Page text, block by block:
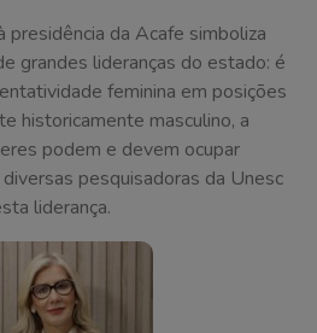
presidência da Acafe simboliza
grandes lideranças do estado: é
feminina em posições
historicamente masculino, a
podem e devem ocupar
pesquisadoras da Unesc
liderança.